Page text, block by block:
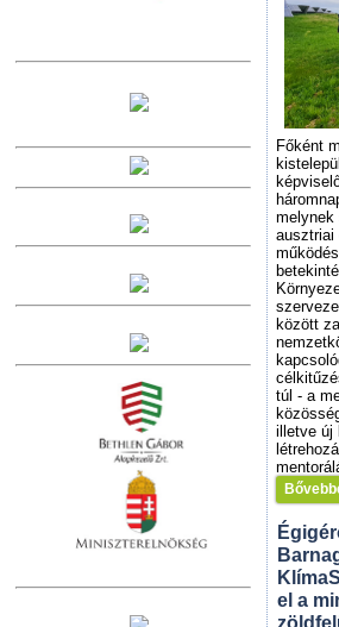
Főként
melynek
ausztriai
között
túl - a
illetve új
el a